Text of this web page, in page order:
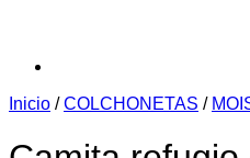
Inicio / COLCHONETAS /